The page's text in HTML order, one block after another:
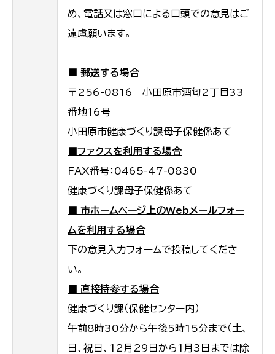
め、電話又は窓口による口頭での意見はご
遠慮願います。
■ 郵送する場合
〒256-0816 小田原市酒匂2丁目33
番地16号
小田原市健康づくり課母子保健係あて
■ファクスを利用する場合
FAX番号：0465-47-0830
健康づくり課母子保健係あて
■ 市ホームページ上のWebメールフォー
ムを利用する場合
下の意見入力フォームで投稿してくださ
い。
■ 直接持参する場合
健康づくり課（保健センター内）
午前8時30分から午後5時15分まで（土、
日、祝日、12月29日から1月3日までは除